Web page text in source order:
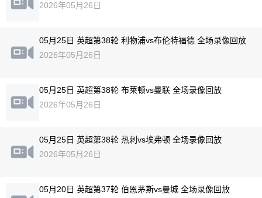
2026年05月26日
05月25日 英超第38轮 利物浦vs布伦特福德 全场录像回放
2026年05月26日
05月25日 英超第38轮 布莱顿vs曼联 全场录像回放
2026年05月26日
05月25日 英超第38轮 热刺vs埃弗顿 全场录像回放
2026年05月26日
05月20日 英超第37轮 伯恩茅斯vs曼城 全场录像回放